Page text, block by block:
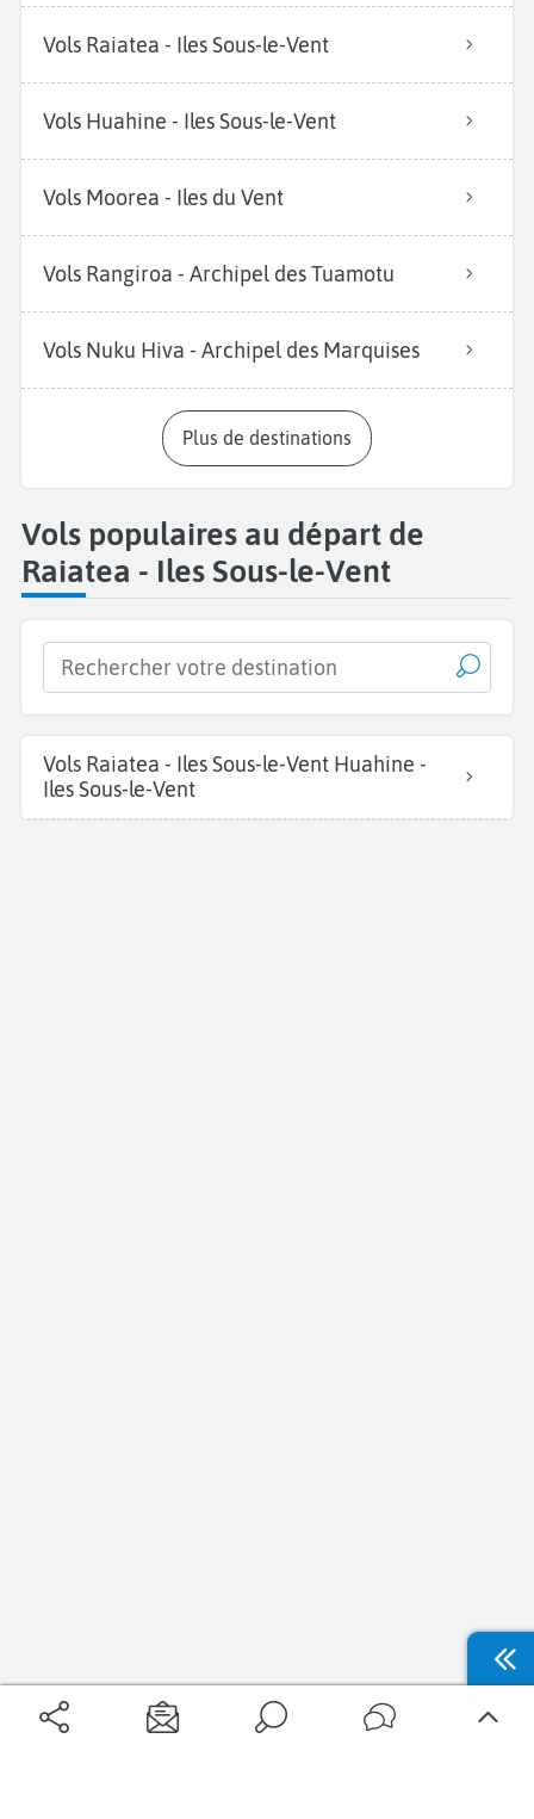
Vols Raiatea - Iles Sous-le-Vent
Vols Huahine - Iles Sous-le-Vent
Vols Moorea - Iles du Vent
Vols Rangiroa - Archipel des Tuamotu
Vols Nuku Hiva - Archipel des Marquises
Plus de destinations
Vols populaires au départ de
Raiatea - Iles Sous-le-Vent
Vols Raiatea - Iles Sous-le-Vent Huahine -
Iles Sous-le-Vent